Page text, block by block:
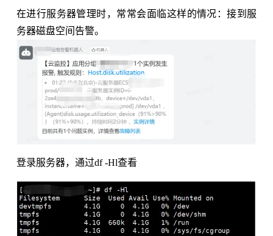
在进行服务器管理时，常常会面临这样的情况：接到服
务器磁盘空间告警。
登录服务器，通过df -Hl查看